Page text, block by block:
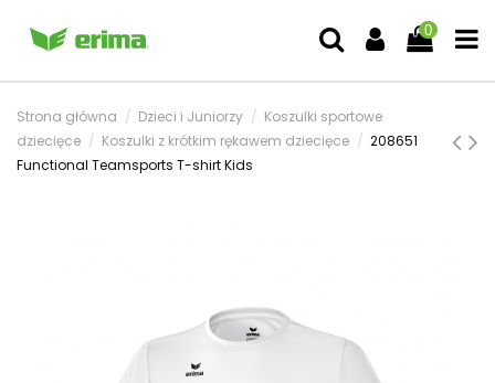
0
Strona główna Dzieci i Juniorzy
Koszulki sportowe
dziecięce
Koszulki z krótkim rękawem dziecięce
208651
Functional Teamsports T-shirt Kids